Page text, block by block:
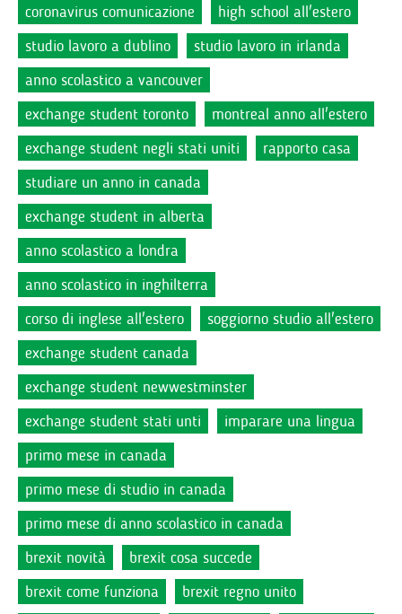
coronavirus comunicazione
high school all'estero
studio lavoro a dublino
studio lavoro in irlanda
anno scolastico a vancouver
exchange student toronto
montreal anno all'estero
exchange student negli stati uniti
rapporto casa
studiare un anno in canada
exchange student in alberta
anno scolastico a londra
anno scolastico in inghilterra
corso di inglese all'estero
soggiorno studio all'estero
exchange student canada
exchange student newwestminster
exchange student stati unti
imparare una lingua
primo mese in canada
primo mese di studio in canada
primo mese di anno scolastico in canada
brexit novità
brexit cosa succede
brexit come funziona
brexit regno unito